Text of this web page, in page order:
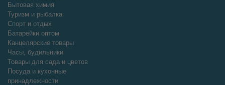
Бытовая химия
Туризм и рыбалка
Спорт и отдых
Батарейки оптом
Канцелярские товары
Часы, будильники
Товары для сада и цветов
Посуда и кухонные
принадлежности